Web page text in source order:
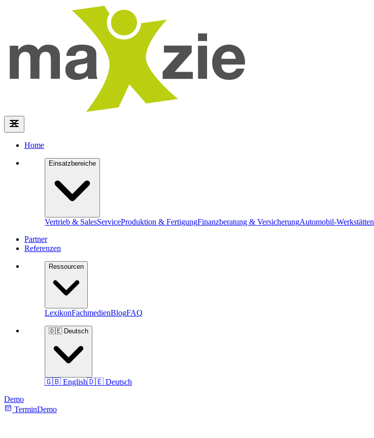
Home
Einsatzbereiche
Vertrieb & SalesServiceProduktion & FertigungFinanzberatung & VersicherungAutomobil-Werkstätten
Partner
Referenzen
Ressourcen
LexikonFachmedienBlogFAQ
🇩🇪 Deutsch
🇬🇧 English🇩🇪 Deutsch
Demo
TerminDemo